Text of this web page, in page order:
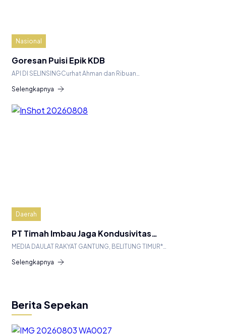
Nasional
Goresan Puisi Epik KDB
API DI SELINSINGCurhat Ahman dan Ribuan…
Selengkapnya
Daerah
PT Timah Imbau Jaga Kondusivitas…
MEDIA DAULAT RAKYAT GANTUNG, BELITUNG TIMUR*…
Selengkapnya
Berita Sepekan